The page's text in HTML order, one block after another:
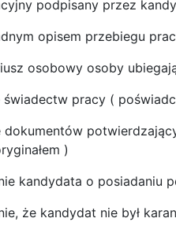
podpisany przez
opisem przebiegu
osobowy osoby
świadectw pracy (
dokumentów
)
kandydata o posiadaniu
że kandydat nie był